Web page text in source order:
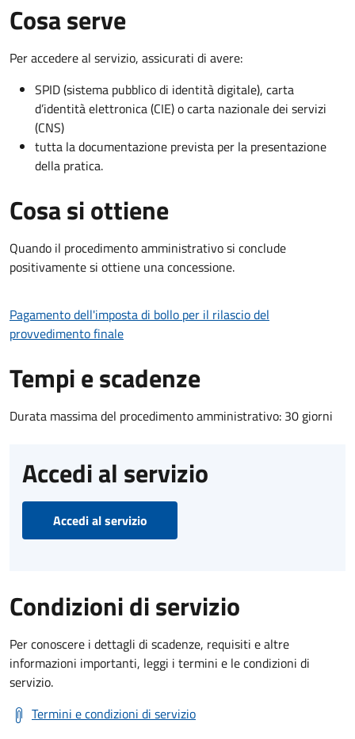
Cosa serve
Per accedere al servizio, assicurati di avere:
SPID (sistema pubblico di identità digitale), carta
d’identità elettronica (CIE) o carta nazionale dei servizi
(CNS)
tutta la documentazione prevista per la presentazione
della pratica.
Cosa si ottiene
Quando il procedimento amministrativo si conclude
positivamente si ottiene una concessione.
Pagamento dell'imposta di bollo per il rilascio del
provvedimento finale
Tempi e scadenze
Durata massima del procedimento amministrativo: 30 giorni
Accedi al servizio
Accedi al servizio
Condizioni di servizio
Per conoscere i dettagli di scadenze, requisiti e altre
informazioni importanti, leggi i termini e le condizioni di
servizio.
Termini e condizioni di servizio